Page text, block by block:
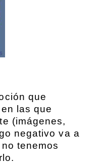
que
las que
(imágenes,
negativo va a
tenemos